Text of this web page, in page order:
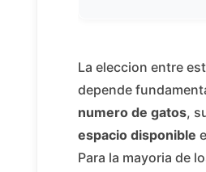
La eleccion entre
depende
numero de gatos,
espacio disponible
Para la mayoria de